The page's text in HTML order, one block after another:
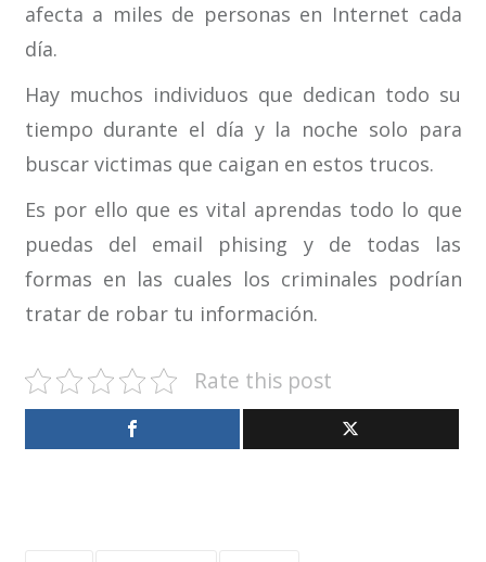
afecta a miles de personas en Internet cada
día.
Hay muchos individuos que dedican todo su
tiempo durante el día y la noche solo para
buscar victimas que caigan en estos trucos.
Es por ello que es vital aprendas todo lo que
puedas del email phising y de todas las
formas en las cuales los criminales podrían
tratar de robar tu información.
Rate this post